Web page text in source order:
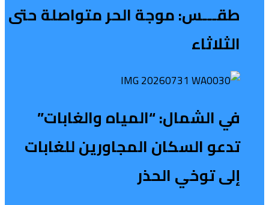
طقـــس: موجة الحر متواصلة حتى
الثلاثاء
في الشمال: “المياه والغابات”
تدعو السكان المجاورين للغابات
إلى توخي الحذر